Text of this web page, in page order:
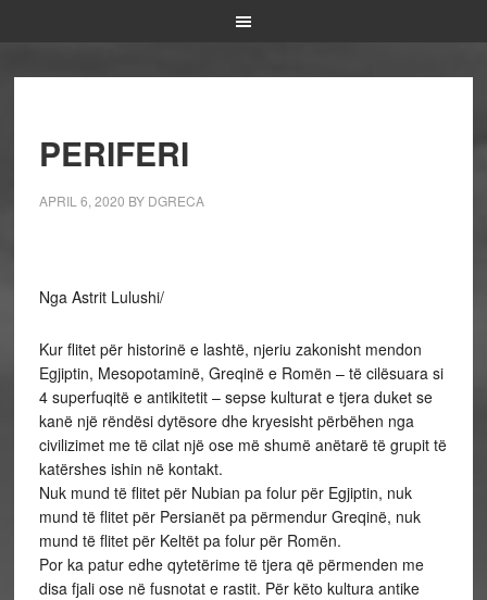
PERIFERI
APRIL 6, 2020 BY DGRECA
Nga Astrit Lulushi/
Kur flitet për historinë e lashtë, njeriu zakonisht mendon
Egjiptin, Mesopotaminë, Greqinë e Romën – të cilësuara si
4 superfuqitë e antikitetit – sepse kulturat e tjera duket se
kanë një rëndësi dytësore dhe kryesisht përbëhen nga
civilizimet me të cilat një ose më shumë anëtarë të grupit të
katërshes ishin në kontakt.
Nuk mund të flitet për Nubian pa folur për Egjiptin, nuk
mund të flitet për Persianët pa përmendur Greqinë, nuk
mund të flitet për Keltët pa folur për Romën.
Por ka patur edhe qytetërime të tjera që përmenden me
disa fjali ose në fusnotat e rastit. Për këto kultura antike